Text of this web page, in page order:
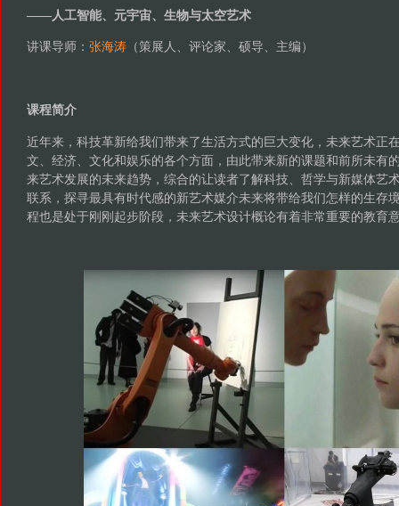
——人工智能、元宇宙、生物与太空艺术
讲课导师： 张海涛（策展人、评论家、硕导、主编）
课程简介
近年来，科技革新给我们带来了生活方式的巨大变化，未来艺术正
文、经济、文化和娱乐的各个方面，由此带来新的课题和前所未有
来艺术发展的未来趋势，综合的让读者了解科技、哲学与新媒体艺
联系，探寻最具有时代感的新艺术媒介未来将带给我们怎样的生存
程也是处于刚刚起步阶段，未来艺术设计概论有着非常重要的教育